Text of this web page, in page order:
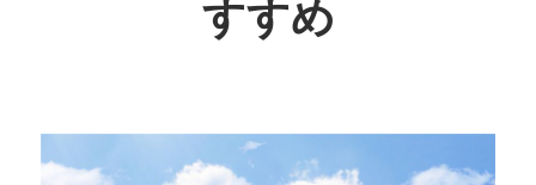
プ
すすめ
た
の